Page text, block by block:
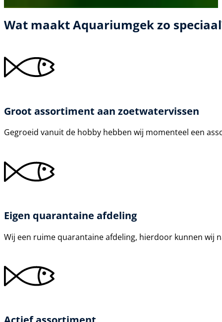
Wat maakt Aquariumgek zo
Groot assortiment aan zoetwatervissen
Gegroeid vanuit de hobby hebben wij momenteel een
Eigen quarantaine afdeling
Wij een ruime quarantaine afdeling, hierdoor kunnen wij